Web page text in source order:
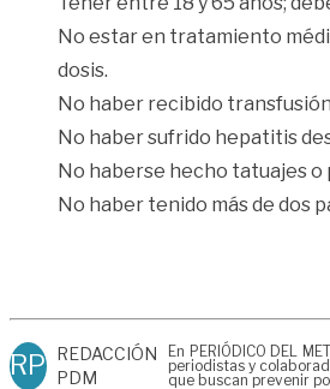
No estar en tratamiento
dosis.
No haber recibido
No haber sufrido hepatitis
No haberse hecho tatuajes o
No haber tenido más de dos
RP REDACCIÓN
PDM
En PERIÓDICO DEL
periodistas y
que buscan prevenir